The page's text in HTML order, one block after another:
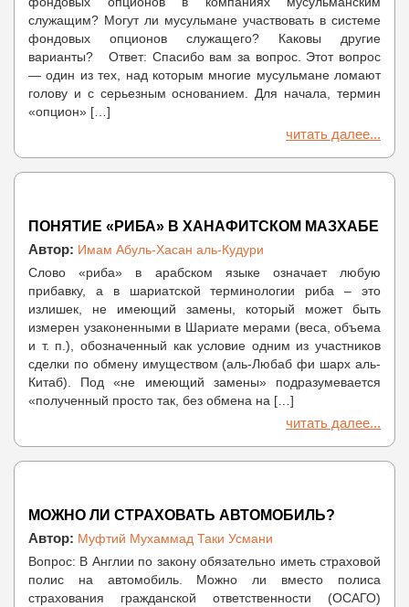
служащим? Могут ли мусульмане участвовать в системе
фондовых опционов служащего? Каковы другие
варианты? Ответ: Спасибо вам за вопрос. Этот вопрос
— один из тех, над которым многие мусульмане ломают
голову и с серьезным основанием. Для начала, термин
«опцион» […]
читать далее...
ПОНЯТИЕ «РИБА» В ХАНАФИТСКОМ МАЗХАБЕ
Автор: Имам Абуль-Хасан аль-Кудури
Слово «риба» в арабском языке означает любую
прибавку, а в шариатской терминологии риба – это
излишек, не имеющий замены, который может быть
измерен узаконенными в Шариате мерами (веса, объема
и т. п.), обозначенный как условие одним из участников
сделки по обмену имуществом (аль-Любаб фи шарх аль-
Китаб). Под «не имеющий замены» подразумевается
«полученный просто так, без обмена на […]
читать далее...
МОЖНО ЛИ СТРАХОВАТЬ АВТОМОБИЛЬ?
Автор: Муфтий Мухаммад Таки Усмани
Вопрос: В Англии по закону обязательно иметь страховой
полис на автомобиль. Можно ли вместо полиса
страхования гражданской ответственности (ОСАГО)